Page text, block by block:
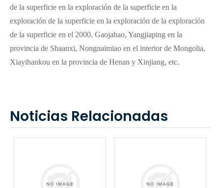
de la superficie en la exploración de la superficie en la
exploración de la superficie en la exploración de la exploración
de la superficie en el 2000. Gaojabao, Yangjiaping en la
provincia de Shaanxi, Nongnaimiao en el interior de Mongolia,
Xiayihankou en la provincia de Henan y Xinjiang, etc.
Noticias Relacionadas